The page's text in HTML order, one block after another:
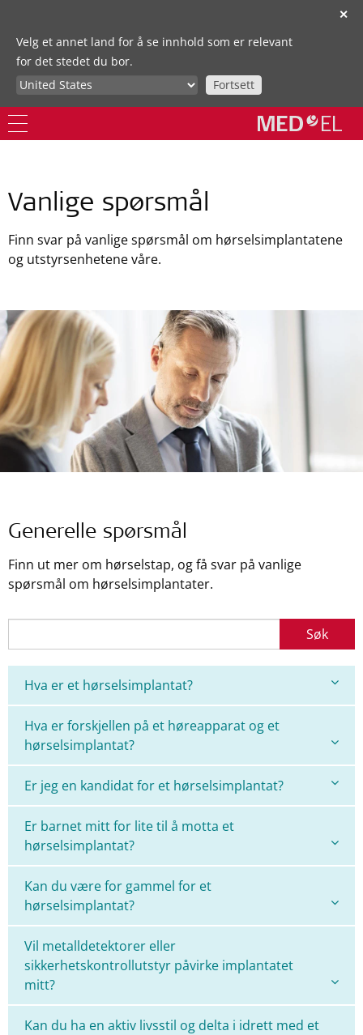
✕
Velg et annet land for å se innhold som er relevant
for det stedet du bor.
Fortsett
Vanlige spørsmål
Finn svar på vanlige spørsmål om hørselsimplantatene
og utstyrsenhetene våre.
Generelle spørsmål
Finn ut mer om hørselstap, og få svar på vanlige
spørsmål om hørselsimplantater.
Søk
Hva er et hørselsimplantat?
Hva er forskjellen på et høreapparat og et
hørselsimplantat?
Er jeg en kandidat for et hørselsimplantat?
Er barnet mitt for lite til å motta et
hørselsimplantat?
Kan du være for gammel for et
hørselsimplantat?
Vil metalldetektorer eller
sikkerhetskontrollutstyr påvirke implantatet
mitt?
Kan du ha en aktiv livsstil og delta i idrett med et